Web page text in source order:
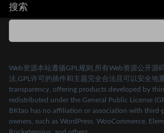
搜索
Web资源本站遵循GPL规则,所有Web资源公开源
法,GPL许可的插件和主题完全合法且可以安全地
transparency, offering products developed by
redistributed under the General Public License
BKtao has no affiliation or association with third-
owners, such as WordPress, WooCommerce,